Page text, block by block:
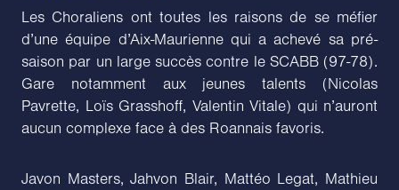
Les Choraliens ont toutes les raisons de se méfier
d’une équipe d’Aix-Maurienne qui a achevé sa pré-
saison par un large succès contre le SCABB (97-78).
Gare notamment aux jeunes talents (Nicolas
Pavrette, Loïs Grasshoff, Valentin Vitale) qui n’auront
aucun complexe face à des Roannais favoris.
Javon Masters, Jahvon Blair, Mattéo Legat, Mathieu